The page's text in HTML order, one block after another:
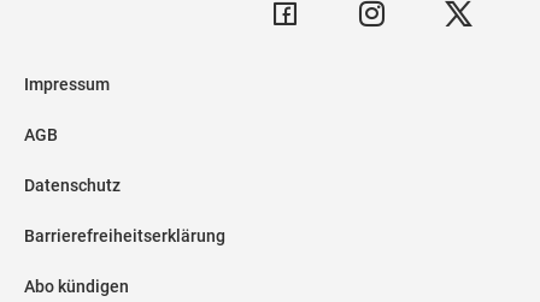
Impressum
AGB
Datenschutz
Barrierefreiheitserklärung
Abo kündigen